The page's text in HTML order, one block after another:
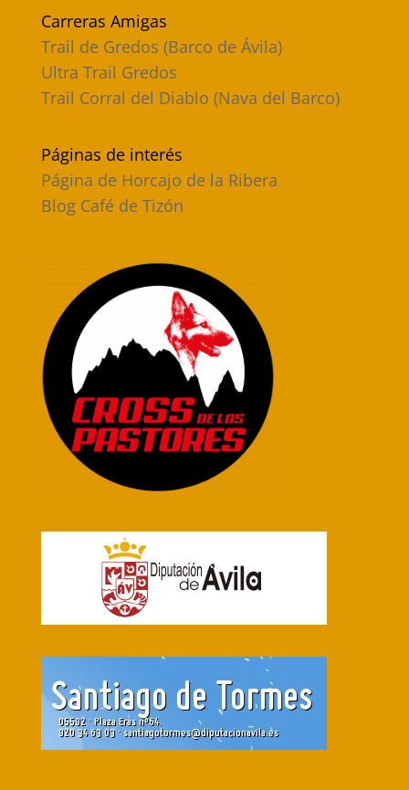
Carreras Amigas
Trail de Gredos (Barco de Ávila)
Ultra Trail Gredos
Trail Corral del Diablo (Nava del Barco)
Páginas de interés
Página de Horcajo de la Ribera
Blog Café de Tizón